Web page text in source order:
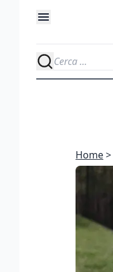
Home